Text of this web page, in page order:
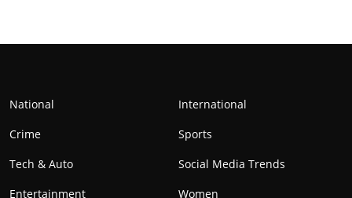
National
International
Crime
Sports
Tech & Auto
Social Media Trends
Entertainment
Women